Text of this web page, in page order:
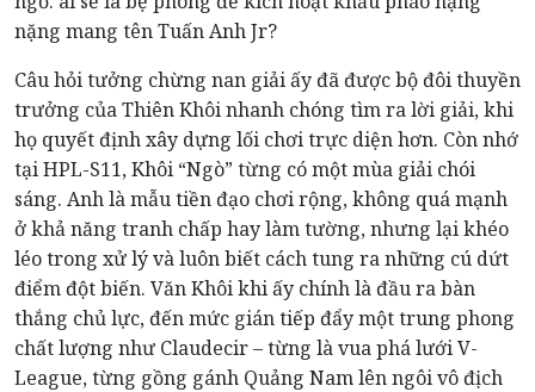
nặng mang tên Tuấn Anh Jr?
Câu hỏi tưởng chừng nan giải ấy đã được bộ đôi thuyền
trưởng của Thiên Khôi nhanh chóng tìm ra lời giải, khi
họ quyết định xây dựng lối chơi trực diện hơn. Còn nhớ
tại HPL-S11, Khôi “Ngò” từng có một mùa giải chói
sáng. Anh là mẫu tiền đạo chơi rộng, không quá mạnh
ở khả năng tranh chấp hay làm tường, nhưng lại khéo
léo trong xử lý và luôn biết cách tung ra những cú dứt
điểm đột biến. Văn Khôi khi ấy chính là đầu ra bàn
thắng chủ lực, đến mức gián tiếp đẩy một trung phong
chất lượng như Claudecir – từng là vua phá lưới V-
League, từng gồng gánh Quảng Nam lên ngôi vô địch